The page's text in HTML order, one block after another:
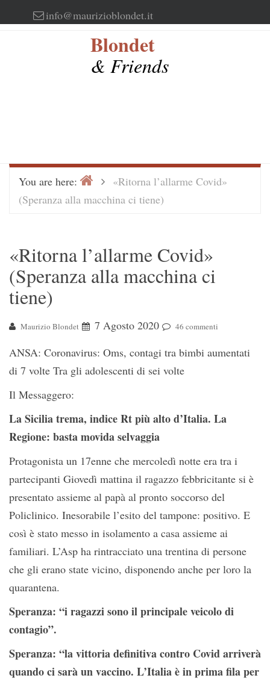
to
info@maurizioblondet.it
Blondet
& Friends
You are here: Home«Ritorna l’allarme Covid»
(Speranza alla macchina ci tiene)
«Ritorna l’allarme Covid»
(Speranza alla macchina ci
tiene)
Maurizio Blondet 7 Agosto 2020 46 commenti
ANSA: Coronavirus: Oms, contagi tra bimbi aumentati
di 7 volte Tra gli adolescenti di sei volte
Il Messaggero:
La Sicilia trema, indice Rt più alto d’Italia. La
Regione: basta movida selvaggia
Protagonista un 17enne che mercoledì notte era tra i
partecipanti Giovedì mattina il ragazzo febbricitante si è
presentato assieme al papà al pronto soccorso del
Policlinico. Inesorabile l’esito del tampone: positivo. E
così è stato messo in isolamento a casa assieme ai
familiari. L’Asp ha rintracciato una trentina di persone
che gli erano state vicino, disponendo anche per loro la
quarantena.
Speranza: “i ragazzi sono il principale veicolo di
contagio”.
Speranza: “la vittoria definitiva contro Covid arriverà
quando ci sarà un vaccino. L’Italia è in prima fila per